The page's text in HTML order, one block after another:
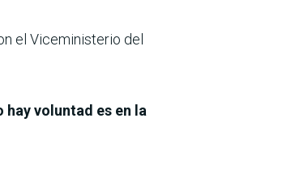
el Viceministerio del
voluntad es en la